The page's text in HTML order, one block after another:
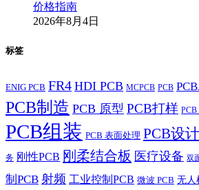
价格指南
2026年8月4日
标签
ENIG PCB FR4 HDI PCB MCPCB PCB
PCB制造 PCB 原型 PCB打样 PCB
PCB组装 PCB 表面处理 PCB设计
务 刚性PCB 刚柔结合板 医疗设备 双
制PCB 射频 工业控制PCB 微波 PCB 无人